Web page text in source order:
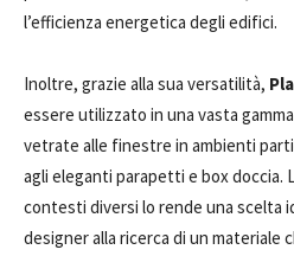
l’efficienza energetica degli edifici.
Inoltre, grazie alla sua versatilità,
essere utilizzato in una vasta
vetrate alle finestre in ambienti
agli eleganti parapetti e box doccia.
contesti diversi lo rende una scelta
designer alla ricerca di un materiale